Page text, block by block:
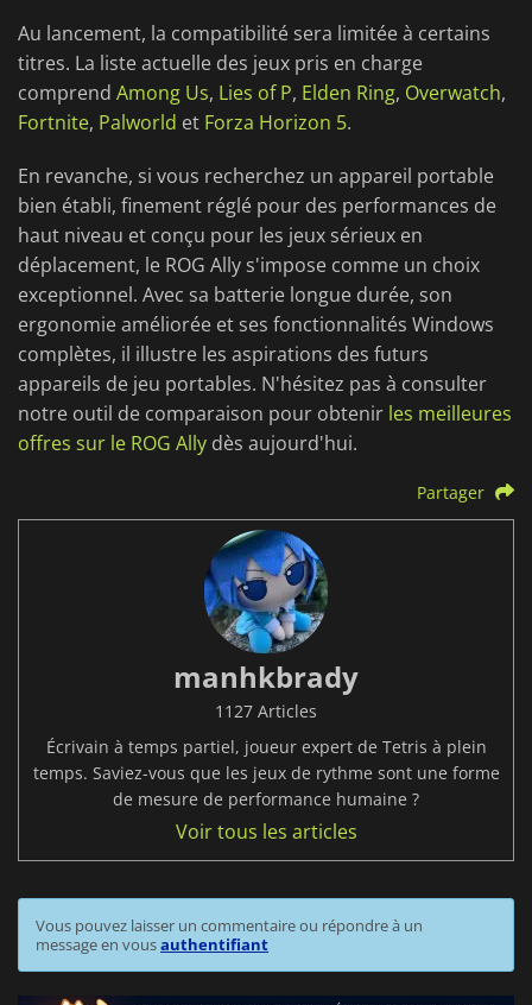
Au lancement, la compatibilité sera limitée à certains
titres. La liste actuelle des jeux pris en charge
comprend Among Us, Lies of P, Elden Ring, Overwatch,
Fortnite, Palworld et Forza Horizon 5.
En revanche, si vous recherchez un appareil portable
bien établi, finement réglé pour des performances de
haut niveau et conçu pour les jeux sérieux en
déplacement, le ROG Ally s'impose comme un choix
exceptionnel. Avec sa batterie longue durée, son
ergonomie améliorée et ses fonctionnalités Windows
complètes, il illustre les aspirations des futurs
appareils de jeu portables. N'hésitez pas à consulter
notre outil de comparaison pour obtenir les meilleures
offres sur le ROG Ally dès aujourd'hui.
Partager
manhkbrady
1127 Articles
Écrivain à temps partiel, joueur expert de Tetris à plein
temps. Saviez-vous que les jeux de rythme sont une forme
de mesure de performance humaine ?
Voir tous les articles
Vous pouvez laisser un commentaire ou répondre à un
message en vousauthentifiant